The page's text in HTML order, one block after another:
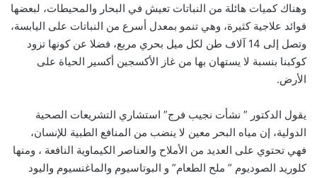
وهناك كميات هائلة من النباتات تعيش في البحار والمحيطات، لبعضها
فوائد علاجية كثيرة، وهي تنمو بمعدل أسرع من النباتات على اليابسة،
وتصل إلى 14 آلاف طن لكل ميل بحري مربع، فضلا عن كونها تزود
كوكبنا بنسبة لا يستهان بها من غاز الأكسجين أكسير الحياة على
الأرض.
يقول الدكتور ” نشأت نجيب فرج” استشاري التشريعات الصحية
الدولية، إن مياه البحر معين لا ينضب من المنافع الطبية للإنسان،
فهي تحتوي على العديد من الأملاح والعناصر الكيماوية النافعة ، ومنها
كلوريد الصوديوم ” ملح الطعام” و البوتاسيوم والماغنسيوم واليود